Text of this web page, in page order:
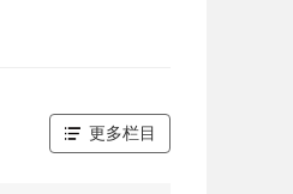
更多栏目